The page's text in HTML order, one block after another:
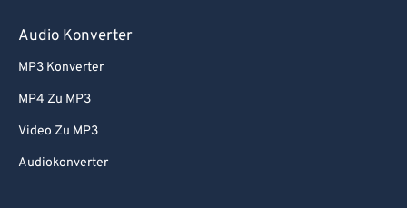
Audio Konverter
MP3 Konverter
MP4 Zu MP3
Video Zu MP3
Audiokonverter